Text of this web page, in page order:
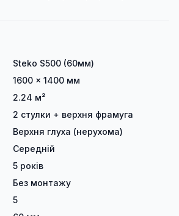
Steko S500 (60мм)
1600 × 1400 мм
2.24 м²
2 стулки + верхня фрамуга
Верхня глуха (нерухома)
Середній
5 років
Без монтажу
5